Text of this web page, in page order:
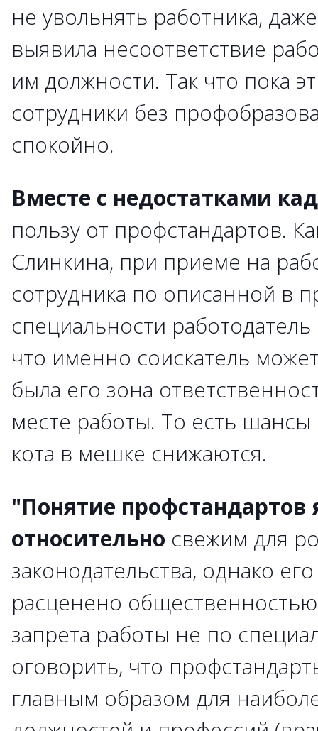
не увольнять работника,
выявила несоответствие
им должности. Так что пока
сотрудники без
спокойно.
Вместе с недостатками
пользу от профстандартов.
Слинкина, при приеме на
сотрудника по описанной в
специальности работодатель
что именно соискатель
была его зона
месте работы. То есть шансы
кота в мешке снижаются.
"Понятие профстандартов
относительно свежим для
законодательства, однако
расценено общественностью
запрета работы не по
оговорить, что
главным образом для